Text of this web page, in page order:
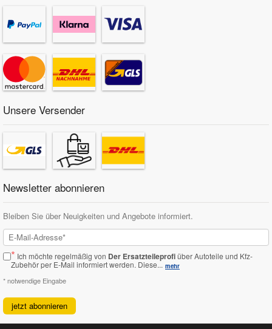
Unsere Versender
Newsletter abonnieren
Bleiben Sie über Neuigkeiten und Angebote informiert.
* Ich möchte regelmäßig von Der Ersatzteileprofiüber Autoteile und Kfz-
Zubehör per E-Mail informiert werden. Diese... mehr
* notwendige Eingabe
jetzt abonnieren